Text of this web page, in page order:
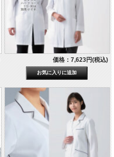
価格：7,623円(税込)